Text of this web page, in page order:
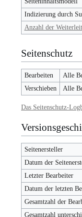
Indizierung durch
Anzahl der
Seitenschutz
Bearbeiten
Alle
Verschieben
Alle
Das Seitenschutz-
Seitenersteller
Datum der
Letzter Bearbeiter
Datum der letzten
Gesamtzahl der
Gesamtzahl